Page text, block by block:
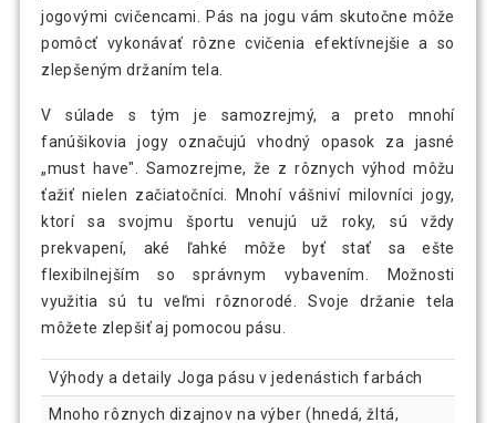
jogovými cvičencami. Pás na jogu vám skutočne môže
pomôcť vykonávať rôzne cvičenia efektívnejšie a so
zlepšeným držaním tela.
V súlade s tým je samozrejmý, a preto mnohí
fanúšikovia jogy označujú vhodný opasok za jasné
„must have". Samozrejme, že z rôznych výhod môžu
ťažiť nielen začiatočníci. Mnohí vášniví milovníci jogy,
ktorí sa svojmu športu venujú už roky, sú vždy
prekvapení, aké ľahké môže byť stať sa ešte
flexibilnejším so správnym vybavením. Možnosti
využitia sú tu veľmi rôznorodé. Svoje držanie tela
môžete zlepšiť aj pomocou pásu.
Výhody a detaily Joga pásu v jedenástich farbách
Mnoho rôznych dizajnov na výber (hnedá, žltá,